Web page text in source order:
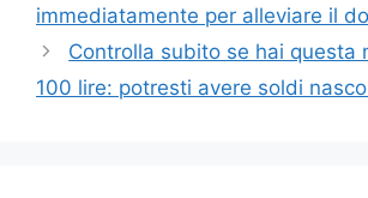
immediatamente per alleviare il
Controlla subito se hai questa
100 lire: potresti avere soldi